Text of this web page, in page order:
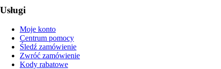
Usługi
Moje konto
Centrum pomocy
Śledź zamówienie
Zwróć zamówienie
Kody rabatowe